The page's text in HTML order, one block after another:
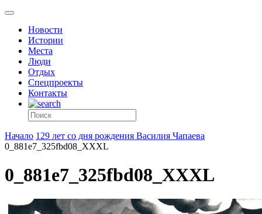
Новости
Истории
Места
Люди
Отдых
Спецпроекты
Контакты
Начало 129 лет со дня рождения Василия Чапаева
0_881e7_325fbd08_XXXL
0_881e7_325fbd08_XXXL